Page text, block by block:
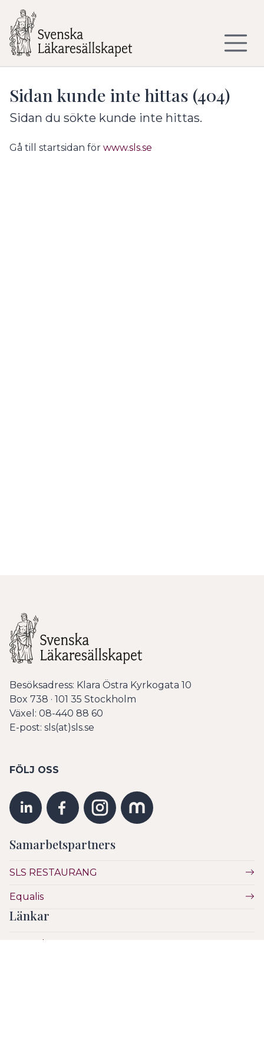
Sidan kunde inte hittas (404)
Sidan du sökte kunde inte hittas.
Gå till startsidan för www.sls.se
Besöksadress: Klara Östra Kyrkogata 10
Box 738 · 101 35 Stockholm
Växel: 08-440 88 60
E-post: sls(at)sls.se
FÖLJ OSS
Samarbetspartners
SLS RESTAURANG
Equalis
Länkar
Vetenskap